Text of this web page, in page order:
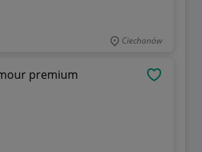
Ciechanów
premium